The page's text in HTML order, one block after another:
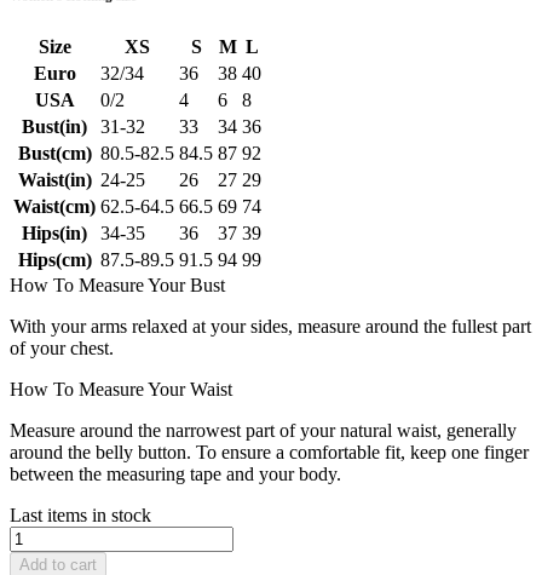
Size XS S M L
Euro
32/34 36 38 40
USA
0/2 4 6
8
Bust(in)
31-32 33 34 36
Bust(cm) 80.5-82.5 84.5 87 92
Waist(in) 24-25 26 27 29
Waist(cm) 62.5-64.5 66.5 69 74
Hips(in)
34-35 36 37 39
Hips(cm) 87.5-89.5 91.5 94 99
How To Measure Your Bust
With your arms relaxed at your sides, measure around the fullest part
of your chest.
How To Measure Your Waist
Measure around the narrowest part of your natural waist, generally
around the belly button. To ensure a comfortable fit, keep one finger
between the measuring tape and your body.
Last items in stock
Add to cart